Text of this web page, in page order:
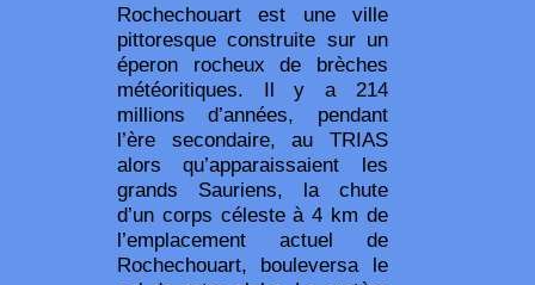
Rochechouart est une ville
pittoresque construite sur un
éperon rocheux de brèches
météoritiques. Il y a 214
millions d’années, pendant
l’ère secondaire, au TRIAS
alors qu’apparaissaient les
grands Sauriens, la chute
d’un corps céleste à 4 km de
l’emplacement actuel de
Rochechouart, bouleversa le